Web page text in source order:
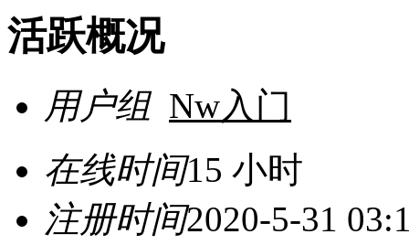
活跃概况
用户组 Nw入门
在线时间15 小时
注册时间2020-5-31